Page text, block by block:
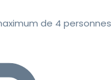
de 4 personnes